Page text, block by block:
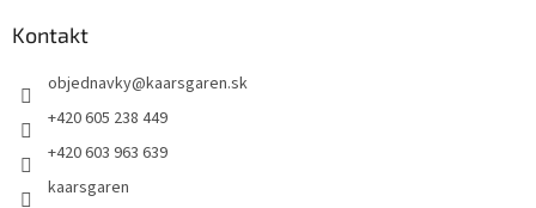
Kontakt
objednavky@kaarsgaren.sk
+420 605 238 449
+420 603 963 639
kaarsgaren